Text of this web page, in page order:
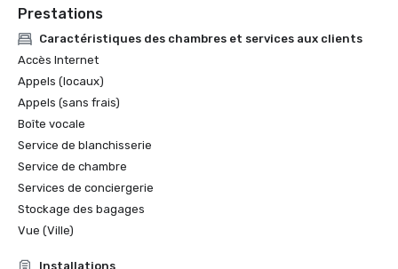
Prestations
Caractéristiques des chambres et services aux clients
Accès Internet
Appels (locaux)
Appels (sans frais)
Boîte vocale
Service de blanchisserie
Service de chambre
Services de conciergerie
Stockage des bagages
Vue (Ville)
Installations